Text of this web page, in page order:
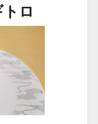
ロ